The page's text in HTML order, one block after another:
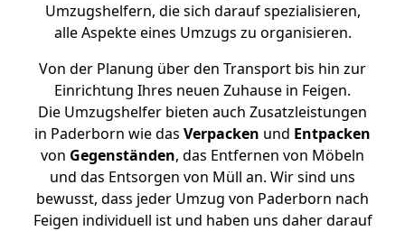
Umzugshelfern, die sich darauf spezialisieren,
alle Aspekte eines Umzugs zu organisieren.
Von der Planung über den Transport bis hin zur
Einrichtung Ihres neuen Zuhause in Feigen.
Die Umzugshelfer bieten auch Zusatzleistungen
in Paderborn wie das Verpacken und Entpacken
von Gegenständen, das Entfernen von Möbeln
und das Entsorgen von Müll an. Wir sind uns
bewusst, dass jeder Umzug von Paderborn nach
Feigen individuell ist und haben uns daher darauf